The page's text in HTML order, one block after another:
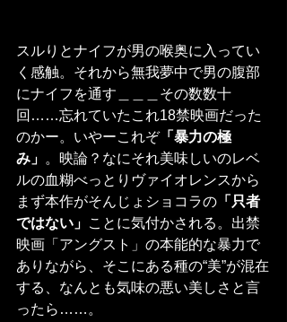
スルりとナイフが男の喉奥に入ってい
く感触。それから無我夢中で男の腹部
にナイフを通す＿＿＿その数数十
回……忘れていたこれ18禁映画だった
のかー。いやーこれぞ「暴力の極
み」 。映論？なにそれ美味しいのレベ
ルの血糊べっとりヴァイオレンスから
まず本作がそんじょショコラの 「只者
ではない」 ことに気付かされる。出禁
映画「アングスト」の本能的な暴力で
ありながら、そこにある種の“美”が混在
する、なんとも気味の悪い美しさと言
ったら……。